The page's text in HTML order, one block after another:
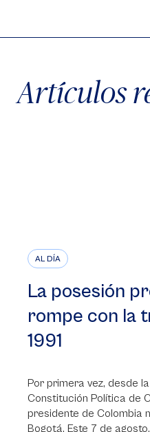
Artículos
AL DÍA
La posesión
rompe con la
1991
Por primera vez, desde
Constitución Política de
presidente de Colombia
Bogotá. Este 7 de